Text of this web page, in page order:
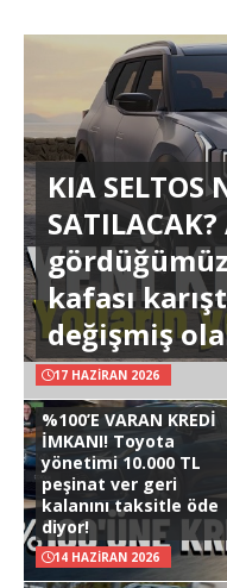
KIA SELTOS
kafası
değişmiş
17 HAZIRAN 2026
%100’E VARAN KREDİ
İMKANI! Toyota
yönetimi 10.000 TL
peşinat ver geri
kalanını taksitle öde
diyor!
14 HAZIRAN 2026